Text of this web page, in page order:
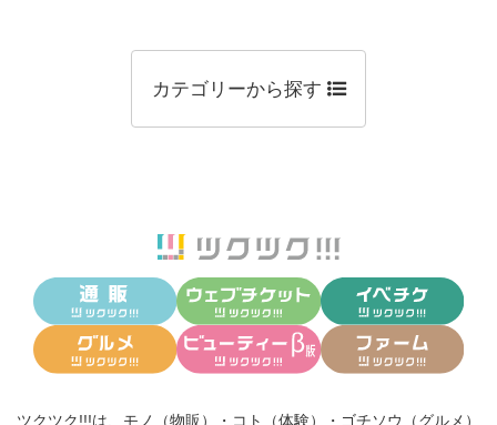
カテゴリーから探す
ツクツク!!!は、 モノ（物販） ・ コト（体験） ・ ゴチソウ（グルメ）